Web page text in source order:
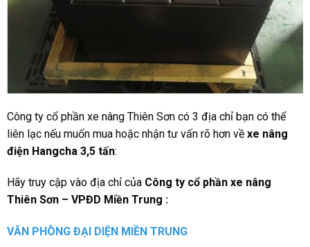
Công ty cổ phần xe nâng Thiên Sơn có 3 địa chỉ bạn có thể
liên lạc nếu muốn mua hoặc nhận tư vấn rõ hơn về xe nâng
điện Hangcha 3,5 tấn:
Hãy truy cập vào địa chỉ của Công ty cổ phần xe nâng
Thiên Sơn – VPĐD Miền Trung :
VĂN PHÒNG ĐẠI DIỆN MIỀN TRUNG